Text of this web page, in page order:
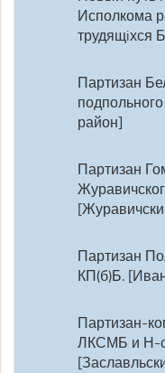
Исполкома
трудящiхся
Партизан
район]
Партизан
Партизан
КП(б)Б.
Партизан-
ЛКСМБ и Н-